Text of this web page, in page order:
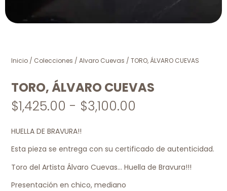
Inicio / Colecciones /Alvaro Cuevas / TORO, ÁLVARO CUEVAS
TORO, ÁLVARO CUEVAS
$1,425.00 - $3,100.00
HUELLA DE BRAVURA!!
Esta pieza se entrega con su certificado de autenticidad.
Toro del Artista Álvaro Cuevas… Huella de Bravura!!!
Presentación en chico, mediano